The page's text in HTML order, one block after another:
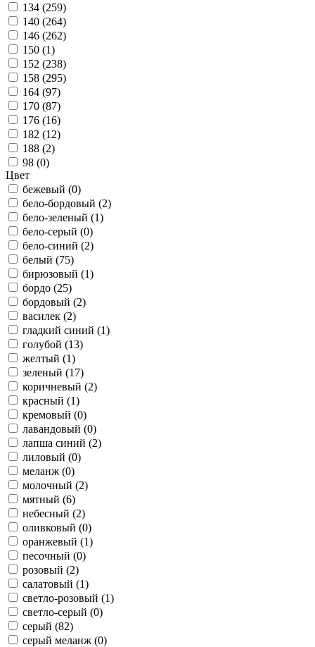
134 (259)
140 (264)
146 (262)
150 (1)
152 (238)
158 (295)
164 (97)
170 (87)
176 (16)
182 (12)
188 (2)
98 (0)
Цвет
бежевый (0)
бело-бордовый (2)
бело-зеленый (1)
бело-серый (0)
бело-синий (2)
белый (75)
бирюзовый (1)
бордо (25)
бордовый (2)
василек (2)
гладкий синий (1)
голубой (13)
желтый (1)
зеленый (17)
коричневый (2)
красный (1)
кремовый (0)
лавандовый (0)
лапша синий (2)
лиловый (0)
меланж (0)
молочный (2)
мятный (6)
небесный (2)
оливковый (0)
оранжевый (1)
песочный (0)
розовый (2)
салатовый (1)
светло-розовый (1)
светло-серый (0)
серый (82)
серый меланж (0)